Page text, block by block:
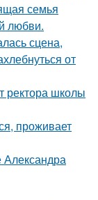
семья
любви.
сцена,
от
ректора школы
проживает
Александра